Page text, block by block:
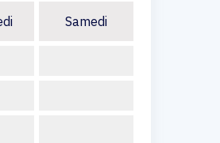
Samedi